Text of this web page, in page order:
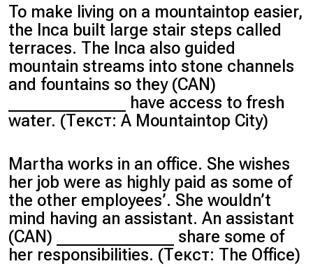
To make living on a mountaintop easier,
the Inca built large stair steps called
terraces. The Inca also guided
mountain streams into stone channels
and fountains so they (CAN)
______________ have access to fresh
water. (Текст: A Mountaintop City)
Martha works in an office. She wishes
her job were as highly paid as some of
the other employees’. She wouldn’t
mind having an assistant. An assistant
(CAN) ______________ share some of
her responsibilities. (Текст: The Office)